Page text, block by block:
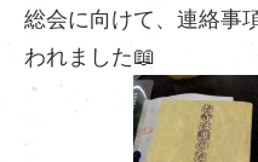
総会に向けて、連絡事
われました📖